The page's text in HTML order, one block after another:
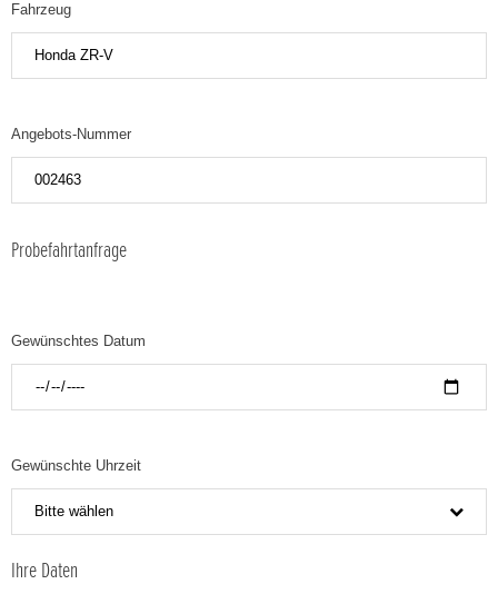
Fahrzeug
Angebots-Nummer
Probefahrtanfrage
Gewünschtes Datum
Gewünschte Uhrzeit
Bitte wählen
Ihre Daten